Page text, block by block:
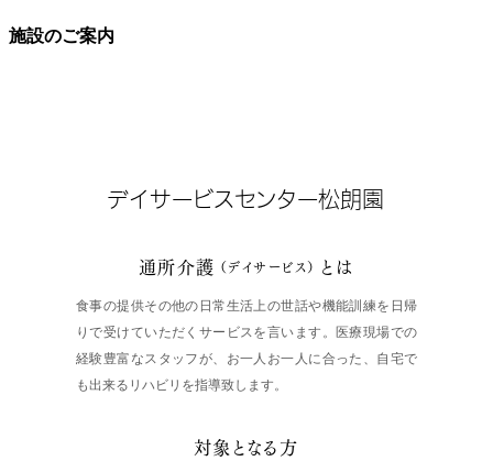
施設のご案内
デイサービスセンター松朗園
通所介護 （デイサービス） とは
食事の提供その他の日常生活上の世話や機能訓練を日帰
りで受けていただくサービスを言います。医療現場での
経験豊富なスタッフが、お一人お一人に合った、自宅で
も出来るリハビリを指導致します。
対象となる方